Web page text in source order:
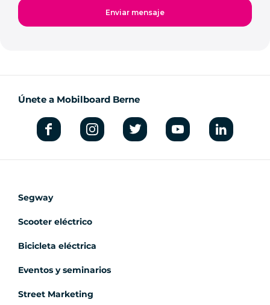
Únete a Mobilboard Berne
Segway
Scooter eléctrico
Bicicleta eléctrica
Eventos y seminarios
Street Marketing